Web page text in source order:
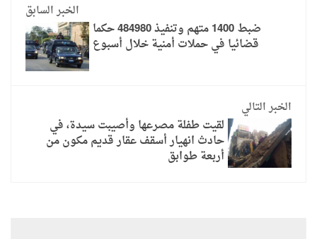
الخبر السابق
ضبط 1400 متهم وتنفيذ 484980 حكما
قضائيا في حملات أمنية خلال أسبوع
الخبر التالي
لقيت طفلة مصرعها وأصيبت سيدة، في
حادث انهيار أسقف عقار قديم مكون من
أربعة طوابق